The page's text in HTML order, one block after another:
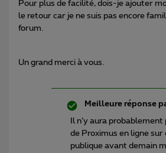
Pour plus de facilité, dois-je ajouter
le retour car je ne suis pas encore
forum.
Un grand merci à vous.
Meilleure réponse
Il n’y aura
de Proximus en ligne sur
publique avant demain